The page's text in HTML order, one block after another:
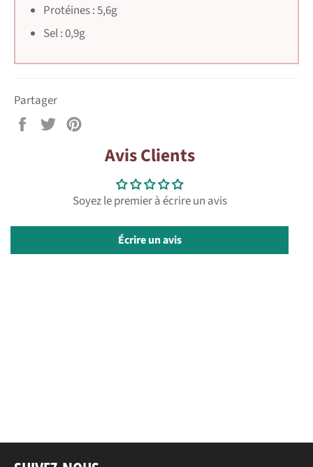
Protéines : 5,6g
Sel : 0,9g
Partager
PartagerTweeter
Pinterest
Avis Clients
Soyez le premier à écrire un avis
Écrire un avis